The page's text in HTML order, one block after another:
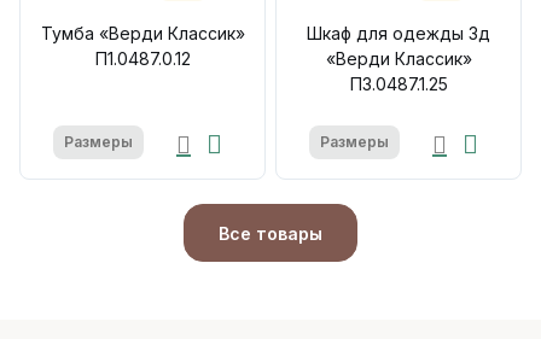
Тумба «Верди Классик»
П1.0487.0.12
Размеры
Шкаф для одежды 3д
«Верди Классик»
П3.0487.1.25
Размеры
Все товары